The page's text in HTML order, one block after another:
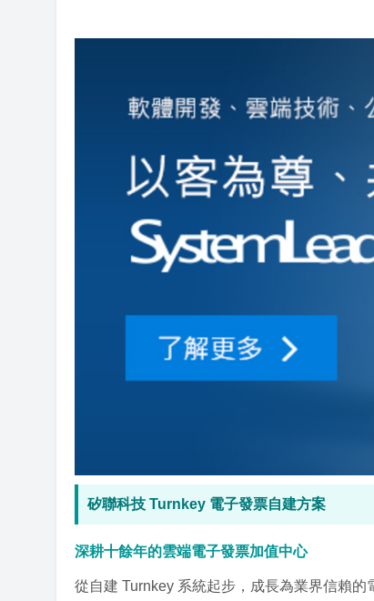
矽聯科技 Turnkey 電子發票自建方案
深耕十餘年的雲端電子發票加值中心
從自建 Turnkey 系統起步，成長為業界信賴的